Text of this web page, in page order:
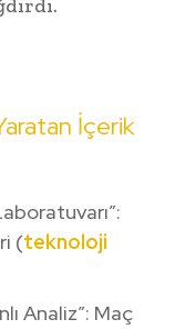
İçerik
(teknoloji
Analiz”: Maç